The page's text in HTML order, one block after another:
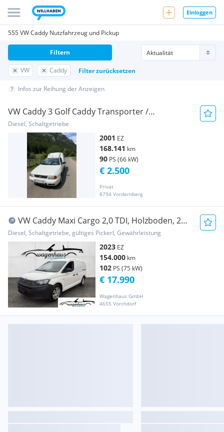
Einloggen
555 VW Caddy Nutzfahrzeug und Pickup
VW Caddy Filter zurücksetzen
Filtern
Infos zur Reihung der Anzeigen
VW Caddy 3 Golf Caddy Transporter /
Kastenwagen
Diesel, Schaltgetriebe
2001 EZ
168.141 km
90 PS (66 kW)
Privat
8794 Vordernberg
€ 2.500
VW Caddy Maxi Cargo 2,0 TDI, Holzboden, 2
Schiebet... Transporter / Kastenwagen
Diesel, Schaltgetriebe, gültiges Pickerl, Gewährleistung
2023 EZ
154.000 km
102 PS (75 kW)
Wagenhaus GmbH
4655 Vorchdorf
€ 17.990